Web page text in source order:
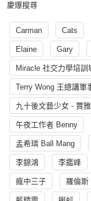
慶爆搜尋
Carman Cats
Elaine Gary
Miracle 社交力學培訓
Terry Wong 王總講軍
九十後文藝少女 - 賈
午夜工作者 Benny
孟希璘 Ball Mang
李錦鴻 李鑑峰
瘋中三子 羅倫斯